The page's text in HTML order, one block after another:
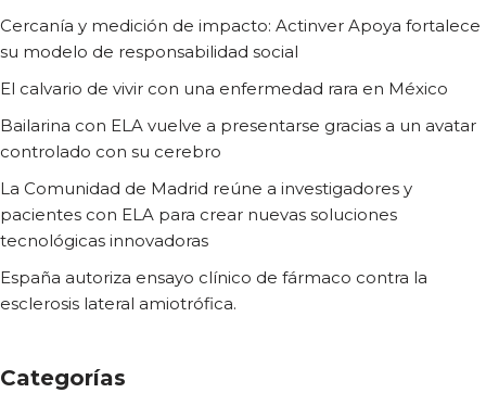
Cercanía y medición de impacto: Actinver Apoya fortalece
su modelo de responsabilidad social
El calvario de vivir con una enfermedad rara en México
Bailarina con ELA vuelve a presentarse gracias a un avatar
controlado con su cerebro
La Comunidad de Madrid reúne a investigadores y
pacientes con ELA para crear nuevas soluciones
tecnológicas innovadoras
España autoriza ensayo clínico de fármaco contra la
esclerosis lateral amiotrófica.
Categorías